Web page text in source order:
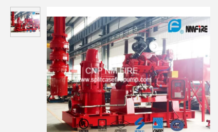
NFPA20 Vertial 5000GPM